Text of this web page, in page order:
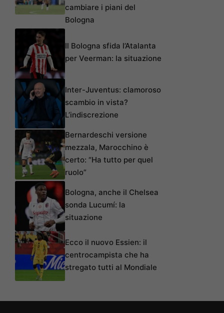
cambiare i piani del
Bologna
Il Bologna sfida l’Atalanta
per Veerman: la situazione
Inter-Juventus: clamoroso
scambio in vista?
L’indiscrezione
Bernardeschi versione
mezzala, Marocchino è
certo: “Ha tutto per quel
ruolo”
Bologna, anche il Chelsea
sonda Lucumí: la
situazione
Ecco il nuovo Essien: il
centrocampista che ha
stregato tutti al Mondiale